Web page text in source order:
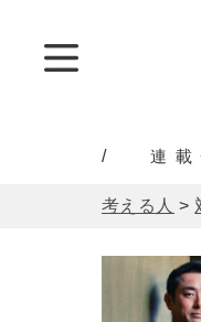
連載
考える人 >